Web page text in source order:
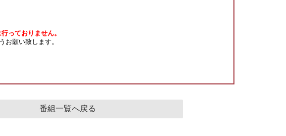
っておりません。
願い致します。
番組一覧へ戻る